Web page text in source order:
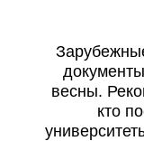
весны.
кто